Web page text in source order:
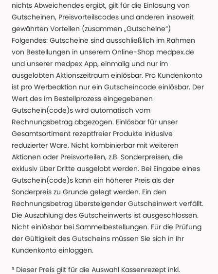
nichts Abweichendes ergibt, gilt für die Einlösung von
Gutscheinen, Preisvorteilscodes und anderen insoweit
gewährten Vorteilen (zusammen „Gutscheine“)
Folgendes: Gutscheine sind ausschließlich im Rahmen
von Bestellungen in unserem Online-Shop medpex.de
und unserer medpex App, einmalig und nur im
ausgelobten Aktionszeitraum einlösbar. Pro Kundenkonto
ist pro Werbeaktion nur ein Gutscheincode einlösbar. Der
Wert des im Bestellprozess eingegebenen
Gutschein(code)s wird automatisch vom
Rechnungsbetrag abgezogen. Einlösbar für unser
Gesamtsortiment rezeptfreier Produkte inklusive
reduzierter Ware. Nicht kombinierbar mit weiteren
Aktionen oder Preisvorteilen, z.B. Sonderpreisen, die
exklusiv über Dritte ausgelobt werden. Bei Eingabe eines
Gutschein(code)s kann ein höherer Preis als der
Sonderpreis zu Grunde gelegt werden. Ein den
Rechnungsbetrag übersteigender Gutscheinwert verfällt.
Die Auszahlung des Gutscheinwerts ist ausgeschlossen.
Nicht einlösbar bei Sammelbestellungen. Für die Prüfung
der Gültigkeit des Gutscheins müssen Sie sich in Ihr
Kundenkonto einloggen.
³ Dieser Preis gilt für die Auswahl Kassenrezept inkl.